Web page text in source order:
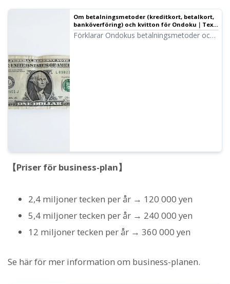
Om betalningsmetoder (kreditkort, betalkort,
banköverföring) och kvitton för Ondoku｜Text-
till-tal-programvara Ondoku
Förklarar Ondokus betalningsmetoder och
【Priser för business-plan】
2,4 miljoner tecken per år → 120 000 yen
5,4 miljoner tecken per år → 240 000 yen
12 miljoner tecken per år → 360 000 yen
Se här för mer information om business-planen.